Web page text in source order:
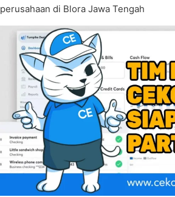
perusahaan di Blora Jawa Tengah